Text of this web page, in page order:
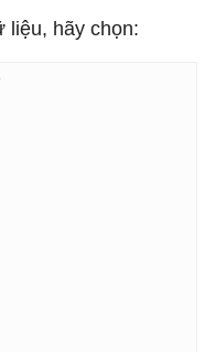
liệu, hãy chọn: